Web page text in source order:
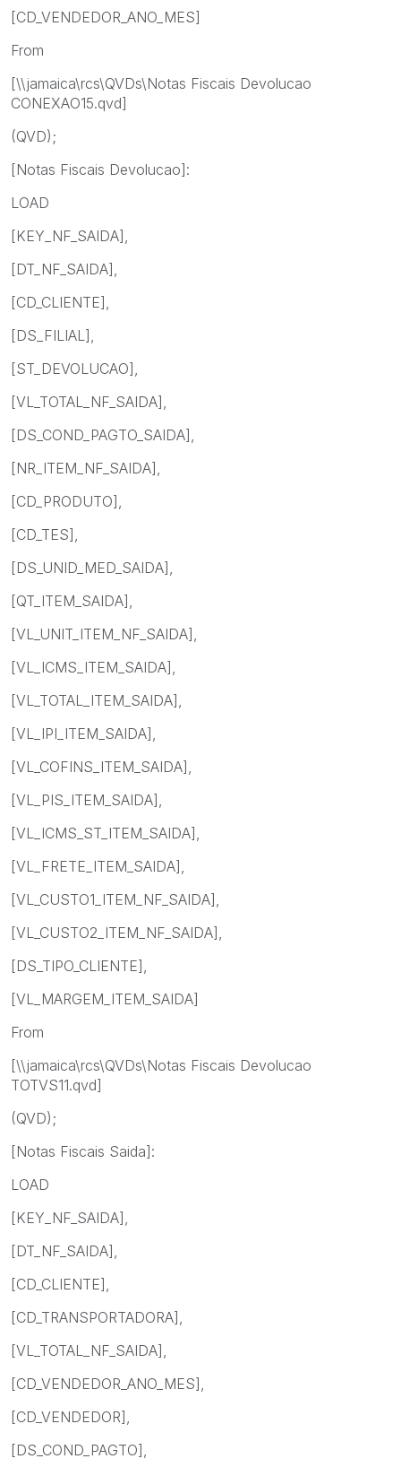
[CD_VENDEDOR_ANO_MES]
From
[\\jamaica\rcs\QVDs\Notas Fiscais Devolucao
CONEXAO15.qvd]
(QVD);
[Notas Fiscais Devolucao]:
LOAD
[KEY_NF_SAIDA],
[DT_NF_SAIDA],
[CD_CLIENTE],
[DS_FILIAL],
[ST_DEVOLUCAO],
[VL_TOTAL_NF_SAIDA],
[DS_COND_PAGTO_SAIDA],
[NR_ITEM_NF_SAIDA],
[CD_PRODUTO],
[CD_TES],
[DS_UNID_MED_SAIDA],
[QT_ITEM_SAIDA],
[VL_UNIT_ITEM_NF_SAIDA],
[VL_ICMS_ITEM_SAIDA],
[VL_TOTAL_ITEM_SAIDA],
[VL_IPI_ITEM_SAIDA],
[VL_COFINS_ITEM_SAIDA],
[VL_PIS_ITEM_SAIDA],
[VL_ICMS_ST_ITEM_SAIDA],
[VL_FRETE_ITEM_SAIDA],
[VL_CUSTO1_ITEM_NF_SAIDA],
[VL_CUSTO2_ITEM_NF_SAIDA],
[DS_TIPO_CLIENTE],
[VL_MARGEM_ITEM_SAIDA]
From
[\\jamaica\rcs\QVDs\Notas Fiscais Devolucao
TOTVS11.qvd]
(QVD);
[Notas Fiscais Saida]:
LOAD
[KEY_NF_SAIDA],
[DT_NF_SAIDA],
[CD_CLIENTE],
[CD_TRANSPORTADORA],
[VL_TOTAL_NF_SAIDA],
[CD_VENDEDOR_ANO_MES],
[CD_VENDEDOR],
[DS_COND_PAGTO],